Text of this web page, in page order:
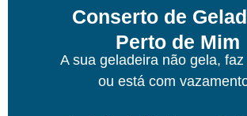
Conserto de
Perto de Mim
A sua geladeira não gela,
ou está com